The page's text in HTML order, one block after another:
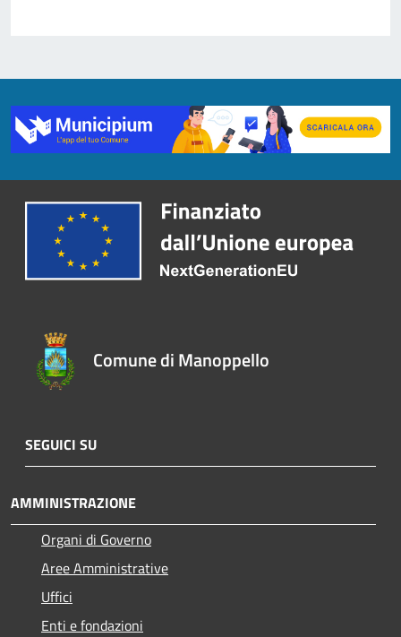
Comune di Manoppello
SEGUICI SU
AMMINISTRAZIONE
Organi di Governo
Aree Amministrative
Uffici
Enti e fondazioni